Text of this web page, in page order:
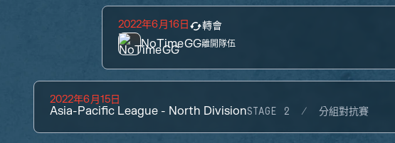
2022年6月16日 轉會
NoTimeGG離開隊伍
2022年6月15日
Asia-Pacific League - North DivisionSTAGE 2 分組對抗賽